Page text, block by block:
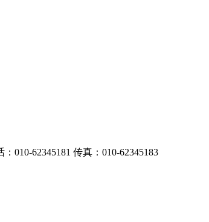
010-62345181 传真：010-62345183